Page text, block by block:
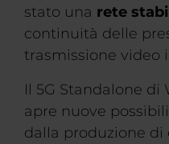
stato una rete
continuità delle
trasmissione video
Il 5G Standalone di
apre nuove
dalla produzione